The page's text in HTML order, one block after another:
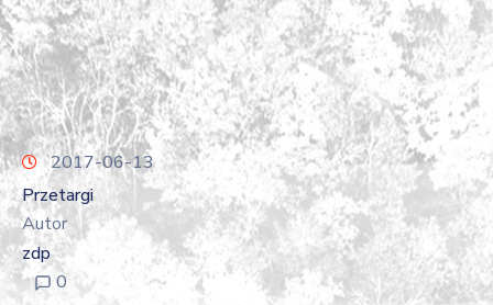
2017-06-13
Przetargi
Autor
zdp
0